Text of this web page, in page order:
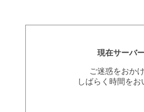
現在サーバ
ご迷惑をおか
しばらく時間を